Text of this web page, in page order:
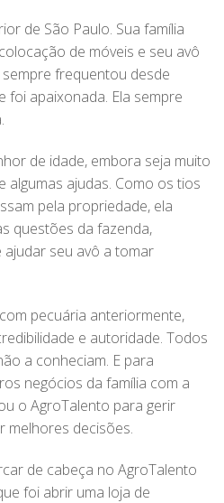
de São Paulo. Sua família
de móveis e seu avô
frequentou desde
foi apaixonada. Ela sempre
de idade, embora seja muito
algumas ajudas. Como os tios
pela propriedade, ela
questões da fazenda,
seu avô a tomar
pecuária anteriormente,
e autoridade. Todos
a conheciam. E para
negócios da família com a
o AgroTalento para gerir
melhores decisões.
de cabeça no AgroTalento
foi abrir uma loja de